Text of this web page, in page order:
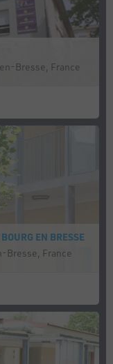
Bresse, France
EN BRESSE
Bresse, France